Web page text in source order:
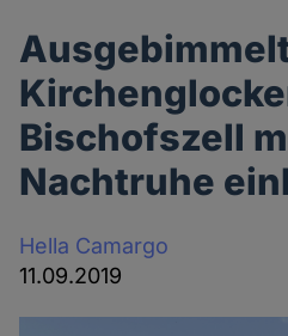
Bischofszell
Nachtruhe
Hella Camargo
11.09.2019